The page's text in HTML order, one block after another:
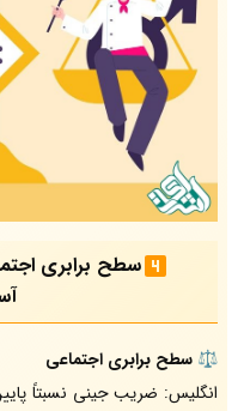
سطح برابری
⚖️ سطح برابری اجتماعی
انگلیس: ضریب جینی نسبتاً